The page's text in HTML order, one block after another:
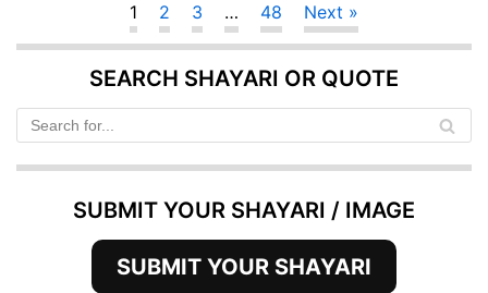
1 2 3 … 48 Next »
SEARCH SHAYARI OR QUOTE
SUBMIT YOUR SHAYARI / IMAGE
SUBMIT YOUR SHAYARI